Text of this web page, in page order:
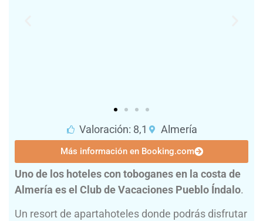
Valoración: 8,1 Almería
Más información en Booking.com
Uno de los hoteles con toboganes en la costa de
Almería es el Club de Vacaciones Pueblo Índalo.
Un resort de apartahoteles donde podrás disfrutar